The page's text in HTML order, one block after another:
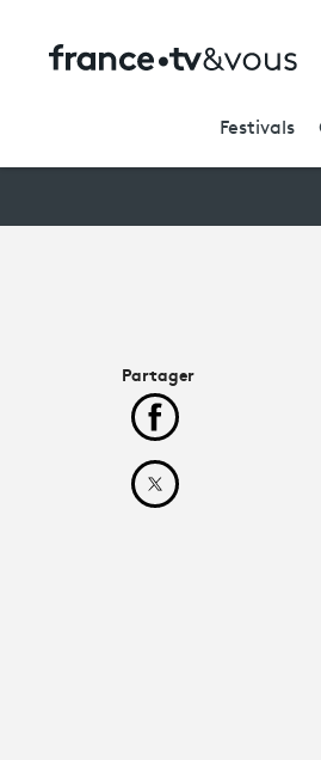
Festivals
Partager
Partager cet
Partager cet